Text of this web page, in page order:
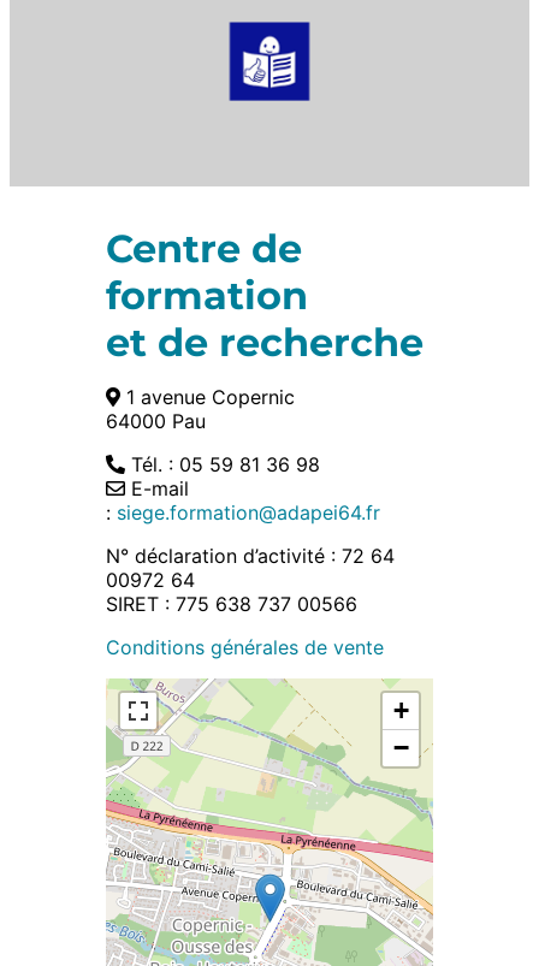
Centre de
formation
et de recherche
1 avenue Copernic
64000 Pau
Tél. : 05 59 81 36 98
E-mail
: siege.formation@adapei64.fr
N° déclaration d’activité : 72 64
00972 64
SIRET : 775 638 737 00566
Conditions générales de vente
+
−